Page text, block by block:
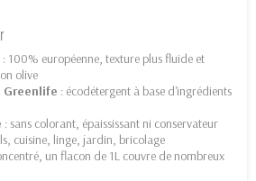
: 100% européenne, texture plus fluide et
olive
Greenlife : écodétergent à base d'ingrédients
: sans colorant, épaississant ni conservateur
cuisine, linge, jardin, bricolage
un flacon de 1L couvre de nombreux